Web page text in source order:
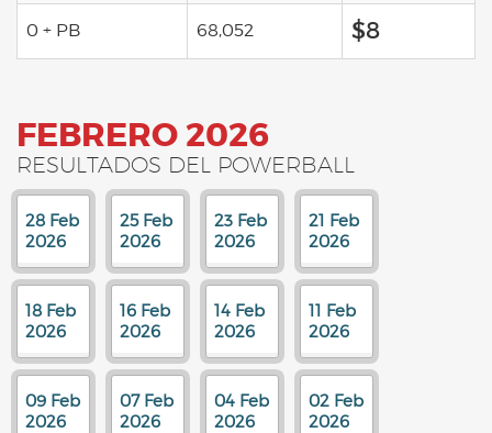
0 + PB 68,052 $8
FEBRERO 2026
RESULTADOS DEL POWERBALL
28 Feb
2026
25 Feb
2026
23 Feb
2026
21 Feb
2026
18 Feb
2026
16 Feb
2026
14 Feb
2026
11 Feb
2026
09 Feb
2026
07 Feb
2026
04 Feb
2026
02 Feb
2026